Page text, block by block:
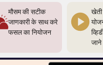
मौसम की सटीक
जाणकारी के साथ करे
फसल का नियोजन
जाने